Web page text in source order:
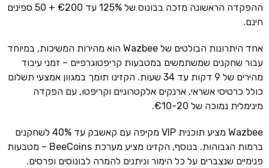
ההפקדה הראשונה מזכה בבונוס של 125% עד €200 + 50 ספינים
חינם.
אחד היתרונות הבולטים של Wazbee הוא מהירות המשיכות, במיוחד
עבור שחקנים שמשתמשים במטבעות קריפטוגרפיים – זמני עיבוד
מהירים של 9 דקות עד 34 שעות. הקזינו תומך במגוון אמצעי תשלום
כולל כרטיסי אשראי, ארנקים אלקטרוניים וקריפטו, עם הפקדה
מינימלית נמוכה של €10-20.
Wazbee מציע תוכנית VIP מקיפה עם קאשבק עד 40% לשחקנים
ברמות הגבוהות. בנוסף, הקזינו מציע מערכת BeeCoins – מטבעות
פנימיים שנצברים על כל הימור וניתנים להמרה לבונוסים ופרסים.